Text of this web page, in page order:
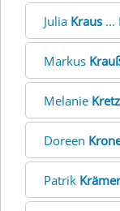
Julia Kraus ...
Markus
Melanie Kretz
Doreen
Patrik Krämer